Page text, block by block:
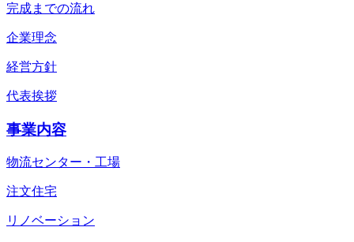
完成までの流れ
企業理念
経営方針
代表挨拶
事業内容
物流センター・工場
注文住宅
リノベーション